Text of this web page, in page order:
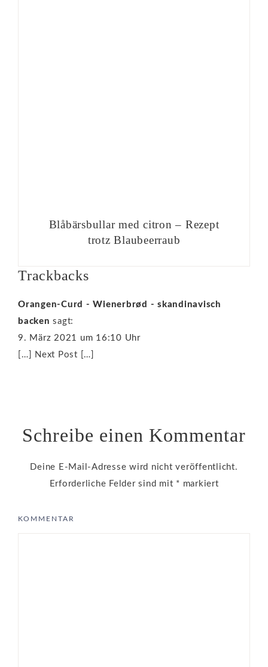
Blåbärsbullar med citron – Rezept
trotz Blaubeerraub
Trackbacks
Orangen-Curd - Wienerbrød - skandinavisch
backen sagt:
9. März 2021 um 16:10 Uhr
[…] Next Post […]
Schreibe einen Kommentar
Deine E-Mail-Adresse wird nicht veröffentlicht.
Erforderliche Felder sind mit * markiert
KOMMENTAR